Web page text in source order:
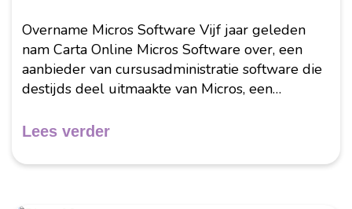
Overname Micros Software Vijf jaar geleden
nam Carta Online Micros Software over, een
aanbieder van cursusadministratie software die
destijds deel uitmaakte van Micros, een
de cursusadministratie software over van Micros
Lees verder